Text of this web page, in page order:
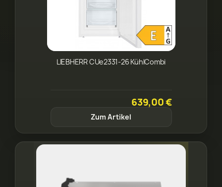
LIEBHERR CUe2331-26 KühlCombi
639,00 €
Zum Artikel